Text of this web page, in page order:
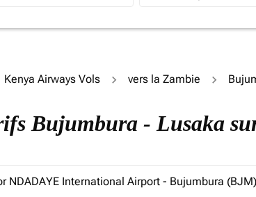
Kenya Airways Vols vers la Zambie
Bujumbura - Lusaka
mettre à jour votre itinéraire (origine et/ou